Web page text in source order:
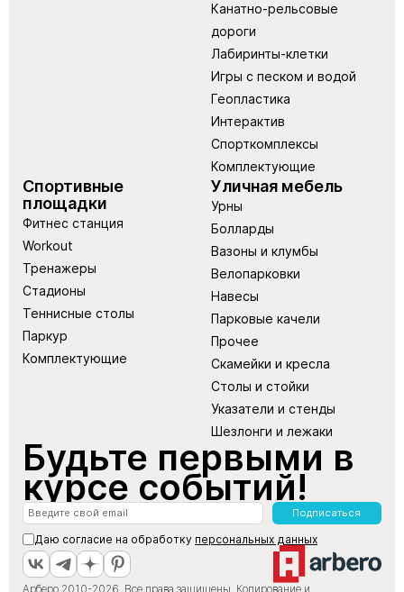
Канатно-рельсовые
дороги
Лабиринты-клетки
Игры с песком и водой
Геопластика
Интерактив
Спорткомплексы
Комплектующие
Спортивные
площадки
Фитнес станция
Workout
Тренажеры
Стадионы
Теннисные столы
Паркур
Комплектующие
Уличная мебель
Урны
Болларды
Вазоны и клумбы
Велопарковки
Навесы
Парковые качели
Прочее
Скамейки и кресла
Столы и стойки
Указатели и стенды
Шезлонги и лежаки
Будьте первыми в
курсе событий!
Подписаться
Даю согласие на обработку персональных данных
Арберо 2010-2026. Все права защищены. Копирование и